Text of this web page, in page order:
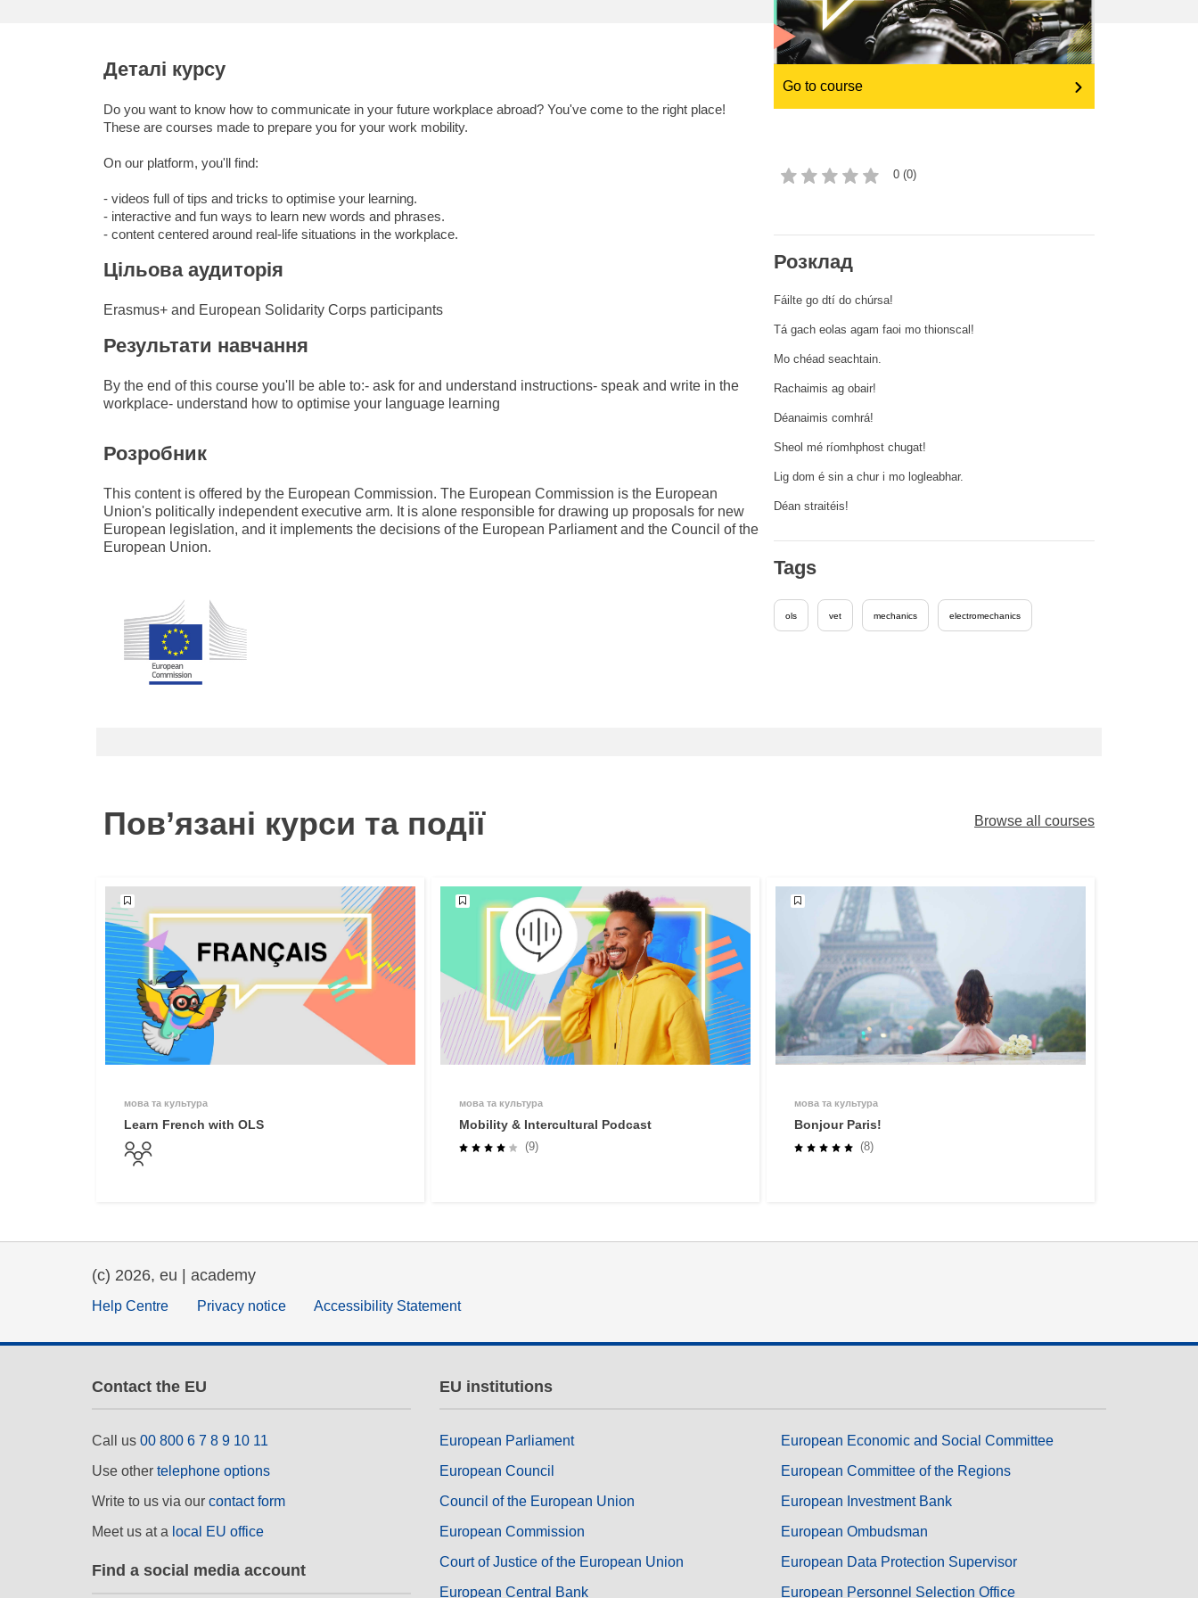
довкілля
Транспорт та інфраструктура
Деталі курсу
Do you want to know how to communicate in your future workplace abroad? You've come to the right place!
These are courses made to prepare you for your work mobility.
On our platform, you'll find:
- videos full of tips and tricks to optimise your learning.
- interactive and fun ways to learn new words and phrases.
- content centered around real-life situations in the workplace.
Цільова аудиторія
Erasmus+ and European Solidarity Corps participants
Результати навчання
By the end of this course you'll be able to:- ask for and understand instructions- speak and write in the
workplace- understand how to optimise your language learning
Розробник
This content is offered by the European Commission. The European Commission is the European
Union's politically independent executive arm. It is alone responsible for drawing up proposals for new
European legislation, and it implements the decisions of the European Parliament and the Council of the
European Union.
Go to course
0 (0)
Розклад
Fáilte go dtí do chúrsa!
Tá gach eolas agam faoi mo thionscal!
Mo chéad seachtain.
Rachaimis ag obair!
Déanaimis comhrá!
Sheol mé ríomhphost chugat!
Lig dom é sin a chur i mo logleabhar.
Déan straitéis!
Tags
ols vet mechanics electromechanics
Пов’язані курси та події Browse all courses
мова та культура
Learn French with OLS
мова та культура
Mobility & Intercultural Podcast
(9)
мова та культура
Bonjour Paris!
(8)
(c) 2026, eu | academy
Help Centre Privacy notice Accessibility Statement
Contact the EU
Call us 00 800 6 7 8 9 10 11
Use other telephone options
Write to us via our contact form
Meet us at a local EU office
Find a social media account
EU institutions
European Parliament
European Council
Council of the European Union
European Commission
Court of Justice of the European Union
European Central Bank
European Economic and Social Committee
European Committee of the Regions
European Investment Bank
European Ombudsman
European Data Protection Supervisor
European Personnel Selection Office